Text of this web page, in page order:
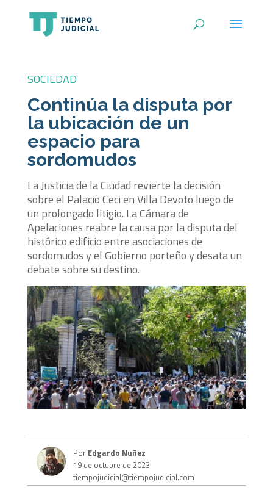
SOCIEDAD
Continúa la disputa por
la ubicación de un
espacio para
sordomudos
La Justicia de la Ciudad revierte la decisión
sobre el Palacio Ceci en Villa Devoto luego de
un prolongado litigio. La Cámara de
Apelaciones reabre la causa por la disputa del
histórico edificio entre asociaciones de
sordomudos y el Gobierno porteño y desata un
debate sobre su destino.
PorEdgardo Nuñez
19 de octubre de 2023
tiempojudicial@tiempojudicial.com